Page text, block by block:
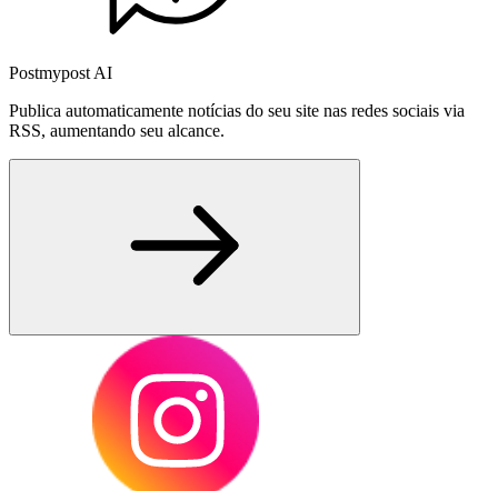
Postmypost AI
Publica automaticamente notícias do seu site nas redes sociais via
RSS, aumentando seu alcance.